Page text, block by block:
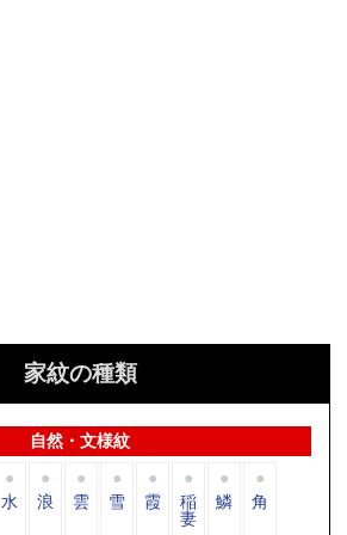
家紋の種類
自然・文様紋
水 浪 雲 雪 霞 稲
妻
鱗 角